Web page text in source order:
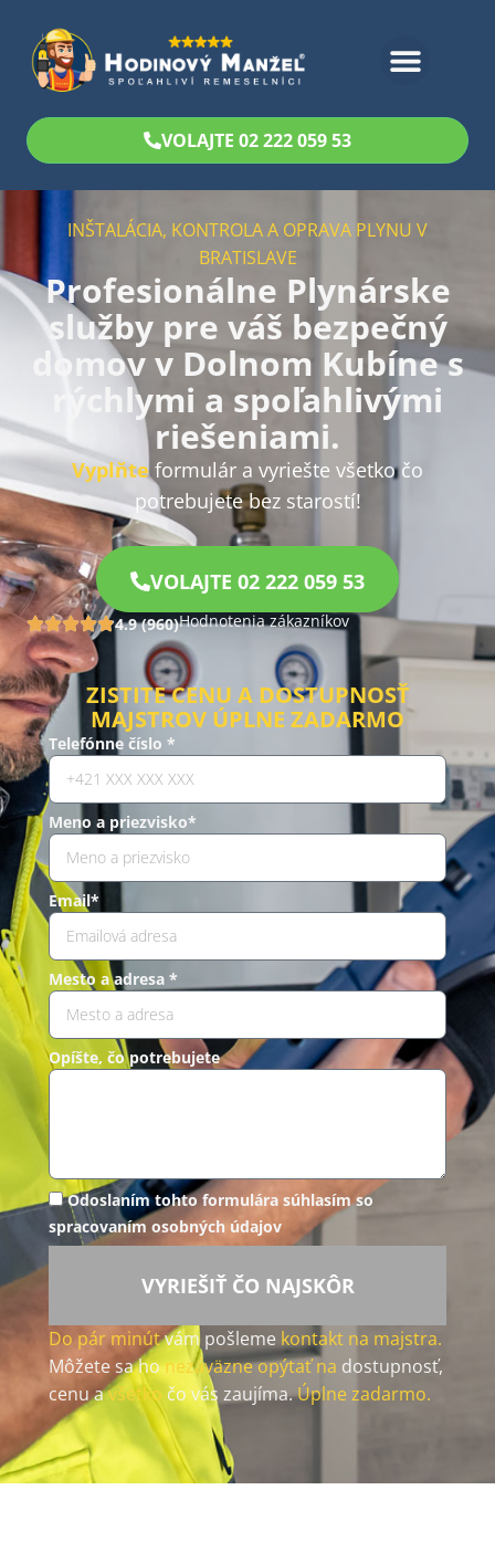
VOLAJTE 02 222 059 53
INŠTALÁCIA, KONTROLA A OPRAVA PLYNU V
BRATISLAVE
Profesionálne Plynárske
služby pre váš bezpečný
domov v Dolnom Kubíne s
rýchlymi a spoľahlivými
riešeniami.
Vyplňteformulár a vyriešte všetko čo
potrebujete bez starostí!
VOLAJTE 02 222 059 53
4.9 (960)Hodnotenia zákazníkov
ZISTITE CENU A DOSTUPNOSŤ
MAJSTROV ÚPLNE ZADARMO
Telefónne číslo *
Meno a priezvisko*
Email*
Mesto a adresa *
Opíšte, čo potrebujete
Odoslaním tohto formulára súhlasím so
spracovaním osobných údajov
VYRIEŠIŤ ČO NAJSKÔR
Do pár minútvám pošleme kontakt na majstra.
Môžete sa honezáväzne opýtať na dostupnosť,
cenu avšetko čo vás zaujíma.Úplne zadarmo.